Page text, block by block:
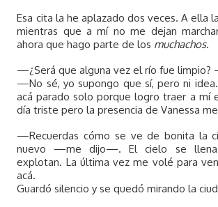
Esa cita la he aplazado dos veces. A ella
mientras que a mí no me dejan
ahora que hago parte de los muchachos.
—¿Será que alguna vez el río fue
—No sé, yo supongo que sí, pero ni
acá parado solo porque logro traer a mí
día triste pero la presencia de Vanessa
—Recuerdas cómo se ve de bonita la
nuevo —me dijo—. El cielo se
explotan. La última vez me volé para
acá.
Guardó silencio y se quedó mirando la